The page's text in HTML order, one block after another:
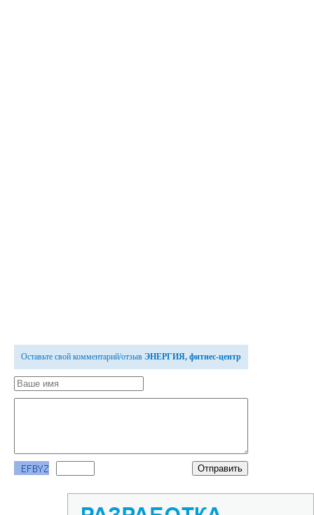
Оставьте свой комментарий/отзыв ЭНЕРГИЯ, фитнес-центр